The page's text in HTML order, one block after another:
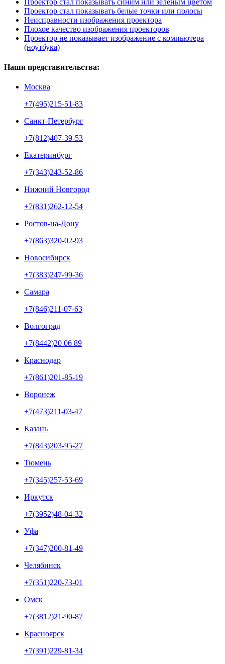
Проектор стал показывать синим или зеленым цветом
Проектор стал показывать белые точки или полосы
Неисправности изображения проектора
Плохое качество изображения проекторов
Проектор не показывает изображение с компьютера
(ноутбука)
Наши представительства:
Москва
+7(495)215-51-83
Санкт-Петербург
+7(812)407-39-53
Екатеринбург
+7(343)243-52-86
Нижний Новгород
+7(831)262-12-54
Ростов-на-Дону
+7(863)320-02-93
Новосибирск
+7(383)247-99-36
Самара
+7(846)211-07-63
Волгоград
+7(8442)20 06 89
Краснодар
+7(861)201-85-19
Воронеж
+7(473)211-03-47
Казань
+7(843)203-95-27
Тюмень
+7(345)257-53-69
Иркутск
+7(3952)48-04-32
Уфа
+7(347)200-81-49
Челябинск
+7(351)220-73-01
Омск
+7(3812)21-90-87
Красноярск
+7(391)229-81-34